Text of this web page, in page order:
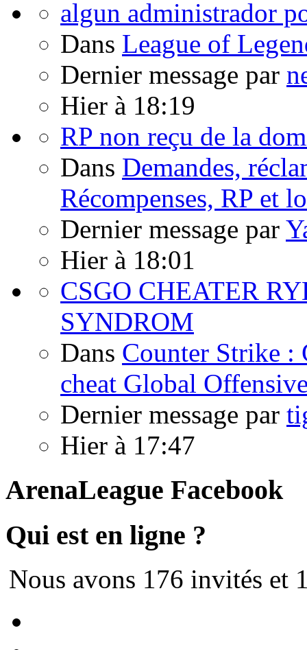
algun administrador
Dans League of
Dernier message par
Hier à 18:19
RP non reçu de la
Dans Demandes,
Récompenses, RP et
Dernier message par
Hier à 18:01
CSGO CHEATER
SYNDROM
Dans Counter Strike :
cheat Global
Dernier message par
Hier à 17:47
ArenaLeague Facebook
Qui est en ligne ?
Nous avons 176 invités et